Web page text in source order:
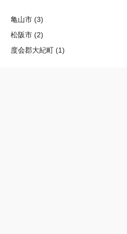
亀山市 (3)
松阪市 (2)
度会郡大紀町 (1)